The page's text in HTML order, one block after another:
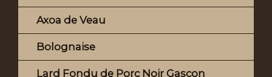
Axoa de Veau
Bolognaise
Lard Fondu de Porc Noir Gascon